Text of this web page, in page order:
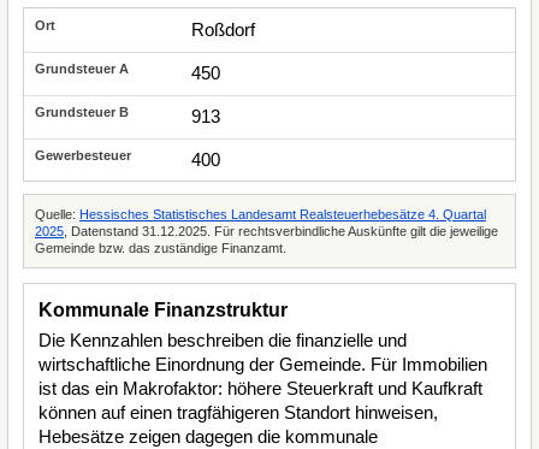
Roßdorf
450
913
400
Quelle: Hessisches Statistisches Landesamt Realsteuerhebesätze 4. Quartal
2025 , Datenstand 31.12.2025. Für rechtsverbindliche Auskünfte gilt die jeweilige
Gemeinde bzw. das zuständige Finanzamt.
Kommunale Finanzstruktur
Die Kennzahlen beschreiben die finanzielle und
wirtschaftliche Einordnung der Gemeinde. Für Immobilien
ist das ein Makrofaktor: höhere Steuerkraft und Kaufkraft
können auf einen tragfähigeren Standort hinweisen,
Hebesätze zeigen dagegen die kommunale